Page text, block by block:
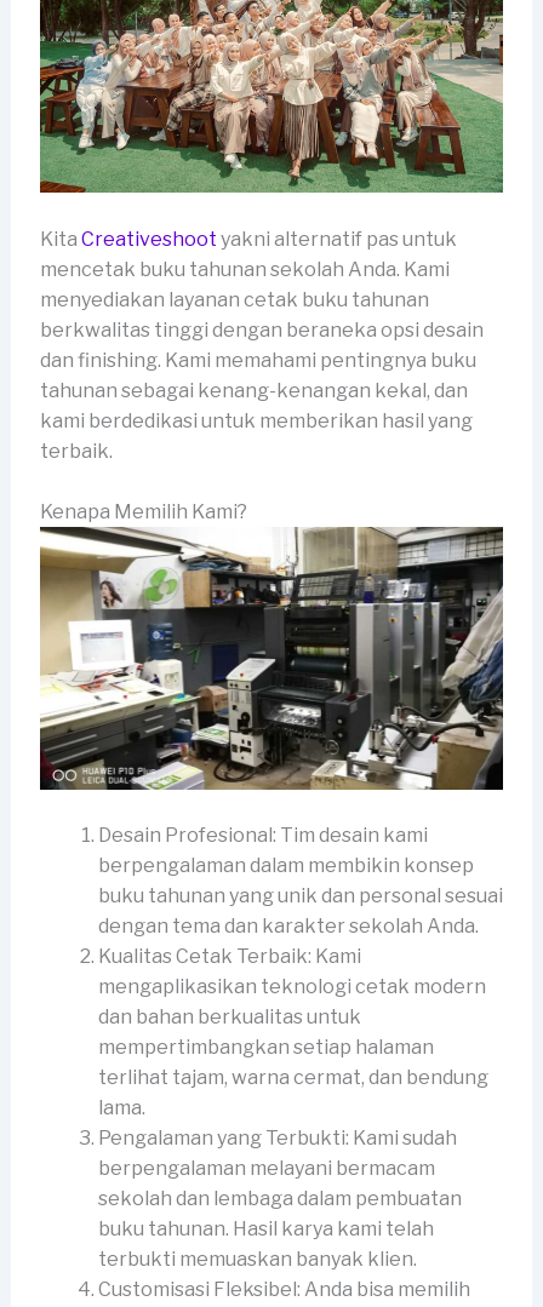
Kita Creativeshoot yakni alternatif pas untuk
mencetak buku tahunan sekolah Anda. Kami
menyediakan layanan cetak buku tahunan
berkwalitas tinggi dengan beraneka opsi desain
dan finishing. Kami memahami pentingnya buku
tahunan sebagai kenang-kenangan kekal, dan
kami berdedikasi untuk memberikan hasil yang
terbaik.
Kenapa Memilih Kami?
Desain Profesional: Tim desain kami
berpengalaman dalam membikin konsep
buku tahunan yang unik dan personal sesuai
dengan tema dan karakter sekolah Anda.
Kualitas Cetak Terbaik: Kami
mengaplikasikan teknologi cetak modern
dan bahan berkualitas untuk
mempertimbangkan setiap halaman
terlihat tajam, warna cermat, dan bendung
lama.
Pengalaman yang Terbukti: Kami sudah
berpengalaman melayani bermacam
sekolah dan lembaga dalam pembuatan
buku tahunan. Hasil karya kami telah
terbukti memuaskan banyak klien.
Customisasi Fleksibel: Anda bisa memilih